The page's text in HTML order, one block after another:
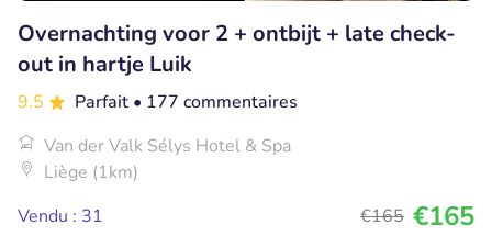
Overnachting voor 2 + ontbijt + late check-
out in hartje Luik
9.5 Parfait • 177 commentaires
Van der Valk Sélys Hotel & Spa
Liège (1km)
Vendu : 31
€165 €165